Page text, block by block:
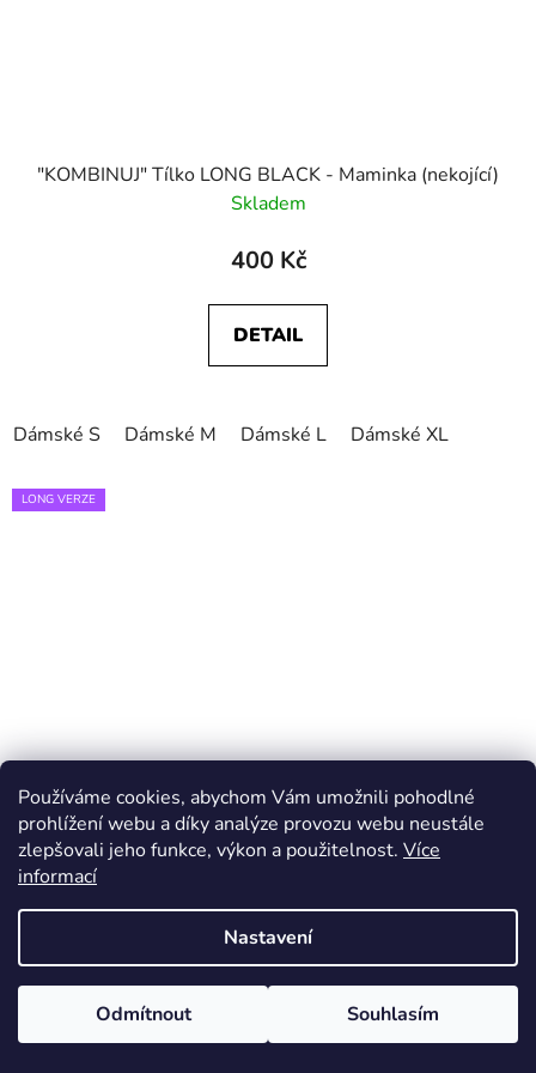
Používáme cookies, abychom Vám umožnili pohodlné
prohlížení webu a díky analýze provozu webu neustále
zlepšovali jeho funkce, výkon a použitelnost. Více
informací
Nastavení
Odmítnout Souhlasím
"KOMBINUJ" Tílko LONG BLACK - Maminka (nekojící)
Skladem
400 Kč
DETAIL
Dámské S Dámské M Dámské L Dámské XL
LONG VERZE